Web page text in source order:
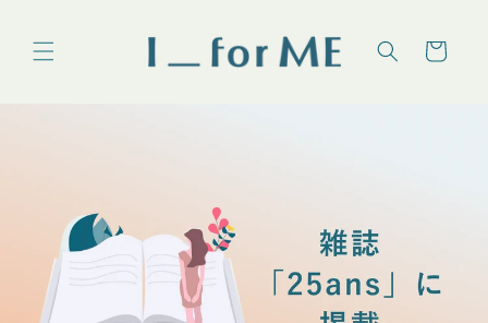
進む
ー